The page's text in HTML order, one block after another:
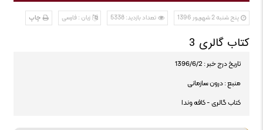
پنج شنبه 2 شهریور 1396 تعداد بازدید: 5338 زبان : فارسی چاپ
کتاب گالری 3
تاریخ درج خبر : 1396/6/2
منبع : درون سازمانی
کتاب گالری - کافه وندا